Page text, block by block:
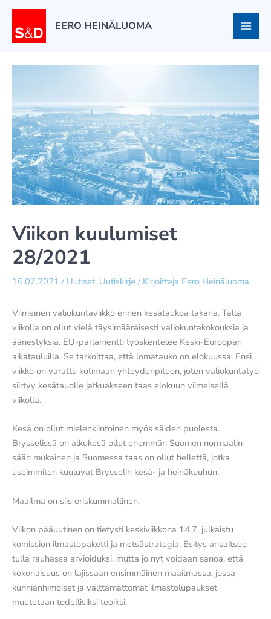
Siirry
EERO HEINÄLUOMA
Viikon kuulumiset
28/2021
16.07.2021 / Uutiset, Uutiskirje / Kirjoittaja Eero Heinäluoma
Viimeinen valiokuntaviikko ennen kesätaukoa takana. Tällä
viikolla on ollut vielä täysimääräisesti valiokuntakokouksia ja
äänestyksiä. EU-parlamentti työskentelee Keski-Euroopan
aikatauluilla. Se tarkoittaa, että lomatauko on elokuussa. Ensi
viikko on varattu kotimaan yhteydenpitoon, joten valiokuntatyö
siirtyy kesätauolle jatkuakseen taas elokuun viimeisellä
viikolla.
Kesä on ollut mielenkiintoinen myös säiden puolesta.
Brysselissä on alkukesä ollut enemmän Suomen normaalin
sään mukainen ja Suomessa taas on ollut hellettä, jotka
useimmiten kuuluvat Brysselin kesä- ja heinäkuuhun.
Maailma on siis eriskummallinen.
Viikon pääuutinen on tietysti keskiviikkona 14.7. julkaistu
komission ilmastopaketti ja metsästrategia. Esitys ansaitsee
tulla rauhassa arvioiduksi, mutta jo nyt voidaan sanoa, että
kokonaisuus on lajissaan ensimmäinen maailmassa, jossa
kunnianhimoiset ja välttämättömät ilmastolupaukset
muutetaan todellisiksi teoiksi.